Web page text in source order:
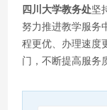
四川大学教务处坚
努力推进教学服务
程更优、办理速度
门，不断提高服务